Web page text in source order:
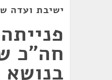
ישיבת ועדה של הכנסת
חה"כ